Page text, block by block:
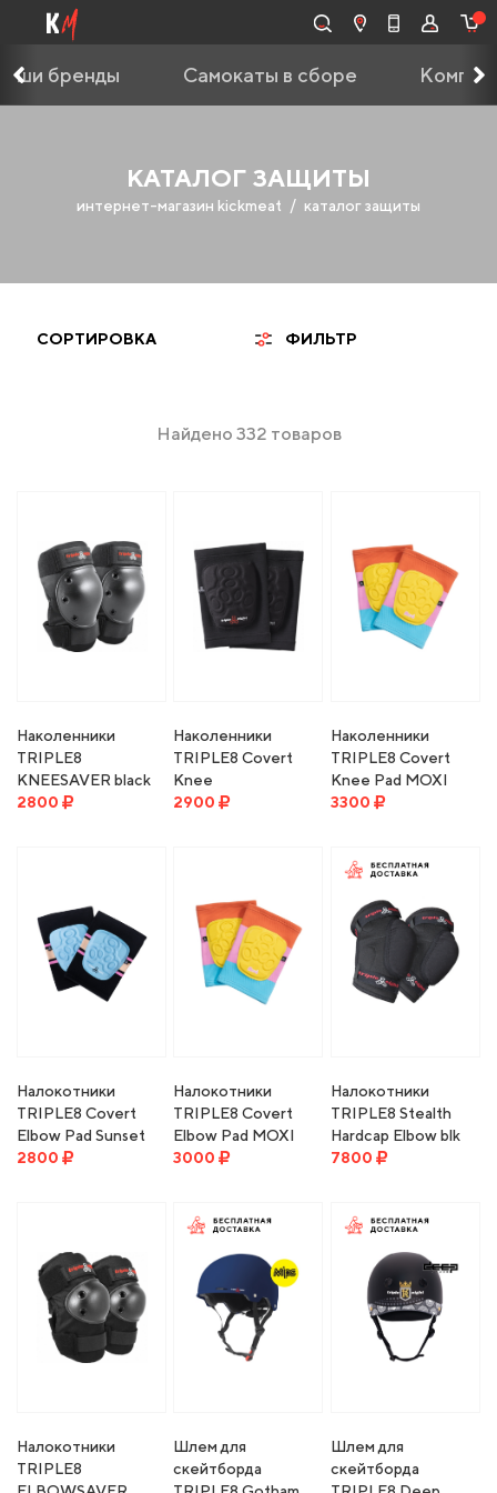
бренды Самокаты в сборе
КАТАЛОГ ЗАЩИТЫ
интернет-магазин kickmeat каталог защиты
ФИЛЬТР
СОРТИРОВКА
Найдено 332 товаров
Наколенники
TRIPLE8
KNEESAVER black
2800
Наколенники
TRIPLE8 Covert
Knee
2900
Наколенники
TRIPLE8 Covert
Knee Pad MOXI
3300
Налокотники
TRIPLE8 Covert
Elbow Pad Sunset
2800
Налокотники
TRIPLE8 Covert
Elbow Pad MOXI
3000
Налокотники
TRIPLE8 Stealth
Hardcap Elbow blk
7800
Налокотники
TRIPLE8
Шлем для
скейтборда
Шлем для
скейтборда